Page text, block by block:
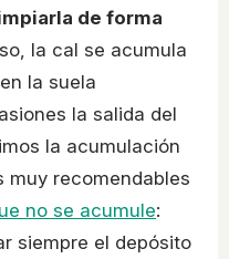
de forma
la cal se acumula
la suela
la salida del
la acumulación
muy recomendables
no se acumule:
siempre el depósito